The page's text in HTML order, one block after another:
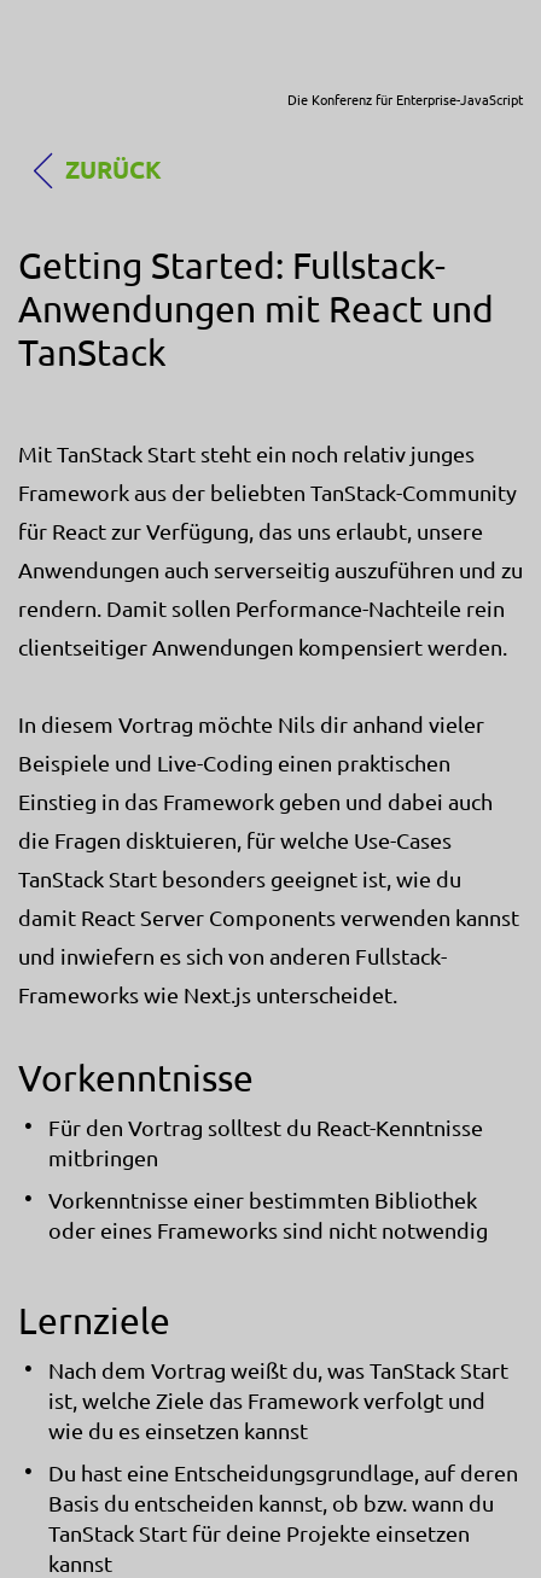
Die Konferenz für Enterprise-JavaScript
ZURÜCK
Getting Started: Fullstack-
Anwendungen mit React und
TanStack
Mit TanStack Start steht ein noch relativ junges
Framework aus der beliebten TanStack-Community
für React zur Verfügung, das uns erlaubt, unsere
Anwendungen auch serverseitig auszuführen und zu
rendern. Damit sollen Performance-Nachteile rein
clientseitiger Anwendungen kompensiert werden.
In diesem Vortrag möchte Nils dir anhand vieler
Beispiele und Live-Coding einen praktischen
Einstieg in das Framework geben und dabei auch
die Fragen disktuieren, für welche Use-Cases
TanStack Start besonders geeignet ist, wie du
damit React Server Components verwenden kannst
und inwiefern es sich von anderen Fullstack-
Frameworks wie Next.js unterscheidet.
Vorkenntnisse
Für den Vortrag solltest du React-Kenntnisse
mitbringen
Vorkenntnisse einer bestimmten Bibliothek
oder eines Frameworks sind nicht notwendig
Lernziele
Nach dem Vortrag weißt du, was TanStack Start
ist, welche Ziele das Framework verfolgt und
wie du es einsetzen kannst
Du hast eine Entscheidungsgrundlage, auf deren
Basis du entscheiden kannst, ob bzw. wann du
TanStack Start für deine Projekte einsetzen
kannst